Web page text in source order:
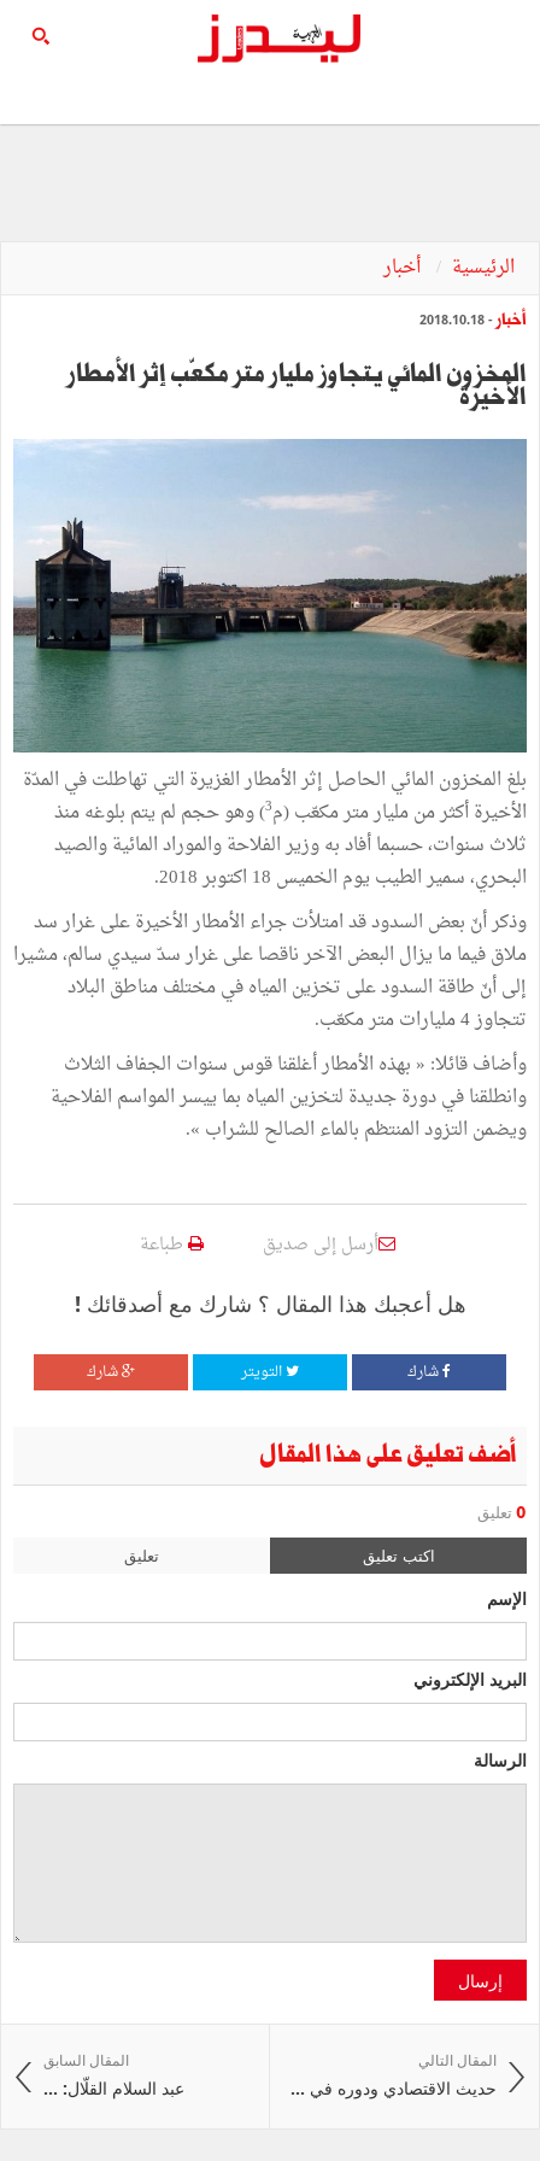
الرئيسية أخبار
أخبار - 2018.10.18
المخزون المائي يتجاوز مليار متر مكعّب إثر الأمطار
الأخيرة
بلغ المخزون المائي الحاصل إثر الأمطار الغزيرة التي تهاطلت في المدّة
الأخيرة أكثر من مليار متر مكعّب (م3) وهو حجم لم يتم بلوغه منذ
ثلاث سنوات، حسبما أفاد به وزير الفلاحة والموراد المائية والصيد
البحري، سمير الطيب يوم الخميس 18 اكتوبر 2018.
وذكر أنّ بعض السدود قد امتلأت جراء الأمطار الأخيرة على غرار سد
ملاق فيما ما يزال البعض الآخر ناقصا على غرار سدّ سيدي سالم، مشيرا
إلى أنّ طاقة السدود على تخزين المياه في مختلف مناطق البلاد
تتجاوز 4 مليارات متر مكعّب.
وأضاف قائلا: « بهذه الأمطار أغلقنا قوس سنوات الجفاف الثلاث
وانطلقنا في دورة جديدة لتخزين المياه بما ييسر المواسم الفلاحية
ويضمن التزود المنتظم بالماء الصالح للشراب ».
أرسل إلى صديق طباعة
هل أعجبك هذا المقال ؟ شارك مع أصدقائك !
شارك التويتر شارك
أضف تعليق على هذا المقال
0 تعليق
اكتب تعليق تعليق
الإسم
البريد الإلكتروني
الرسالة
إرسال
المقال السابق
عبد السلام القلّال: ...
المقال التالي
حديث الاقتصادي ودوره في ...